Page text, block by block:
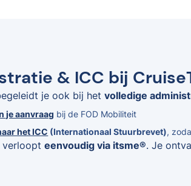
& ICC bij
je ook bij hetvolledige
je aanvraag bij de FOD Mobiliteit
het ICC (Internationaal Stuurbrevet),
verloopteenvoudig via itsme®. Je